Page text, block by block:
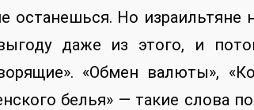
останешься. Но
даже из этого, и
«Обмен валюты»,
белья» — такие слова